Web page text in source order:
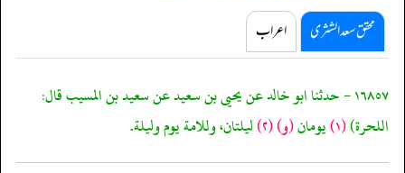
محقق سعد الشثری اعراب
١٦٨٥٧ - حدثنا ابو خالد عن يحيى بن سعيد عن سعيد بن المسيب قال:
اللحرة)(١) يومان(و)(٢) ليلتان، وللامة يوم وليلة.